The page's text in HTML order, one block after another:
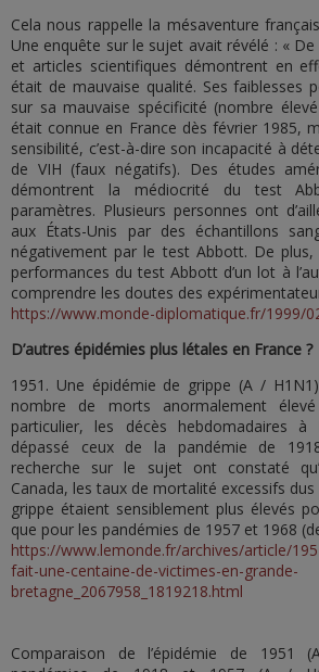
Cela nous rappelle la mésaventure
Une enquête sur le sujet avait révélé : «
et articles scientifiques démontrent en
était de mauvaise qualité. Ses faiblesses
sur sa mauvaise spécificité (nombre
était connue en France dès février 1985,
sensibilité, c’est-à-dire son incapacité à
de VIH (faux négatifs). Des études
démontrent la médiocrité du test
paramètres. Plusieurs personnes ont
aux États-Unis par des échantillons
négativement par le test Abbott. De
performances du test Abbott d’un lot à
comprendre les doutes des
https://www.monde-diplomatique.fr/1999/
D’autres épidémies plus létales en France ?
1951. Une épidémie de grippe (A /
nombre de morts anormalement
particulier, les décès hebdomadaires
dépassé ceux de la pandémie de
recherche sur le sujet ont constaté
Canada, les taux de mortalité excessifs
grippe étaient sensiblement plus élevés
que pour les pandémies de 1957 et 1968
https://www.lemonde.fr/archives/article/
fait-une-centaine-de-victimes-en-grande-
bretagne_2067958_1819218.html
Comparaison de l’épidémie de 1951